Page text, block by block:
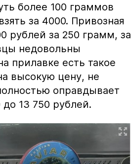
более 100 граммов
за 4000. Привозная
рублей за 250 грамм, за
недовольны
прилавке есть такое
высокую цену, не
оправдывает
13 750 рублей.